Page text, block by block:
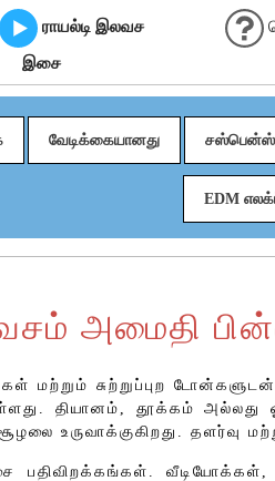
ராயல்டி இலவச
இசை
வேடிக்கையானது சஸ்பென்ஸ்
EDM
அமைதி
மற்றும் சுற்றுப்புற
தியானம், தூக்கம் அல்லது
உருவாக்குகிறது. தளர்வு
பதிவிறக்கங்கள். வீடியோக்கள்,